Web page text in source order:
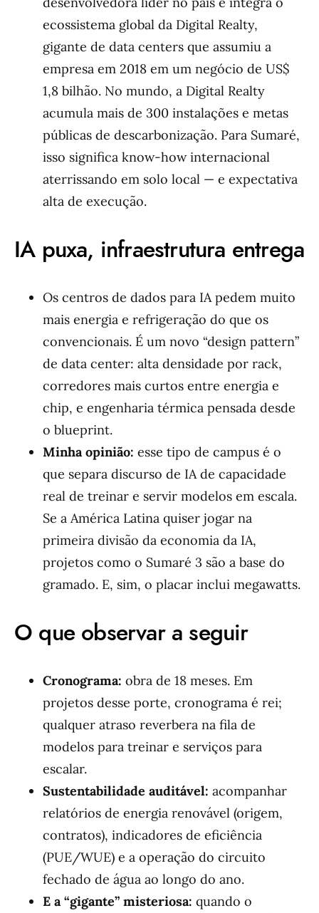
ecossistema global da Digital Realty,
gigante de data centers que assumiu a
empresa em 2018 em um negócio de US$
1,8 bilhão. No mundo, a Digital Realty
acumula mais de 300 instalações e metas
públicas de descarbonização. Para Sumaré,
isso significa know-how internacional
aterrissando em solo local — e expectativa
alta de execução.
IA puxa, infraestrutura entrega
Os centros de dados para IA pedem muito
mais energia e refrigeração do que os
convencionais. É um novo “design pattern”
de data center: alta densidade por rack,
corredores mais curtos entre energia e
chip, e engenharia térmica pensada desde
o blueprint.
Minha opinião: esse tipo de campus é o
que separa discurso de IA de capacidade
real de treinar e servir modelos em escala.
Se a América Latina quiser jogar na
primeira divisão da economia da IA,
projetos como o Sumaré 3 são a base do
gramado. E, sim, o placar inclui megawatts.
O que observar a seguir
Cronograma: obra de 18 meses. Em
projetos desse porte, cronograma é rei;
qualquer atraso reverbera na fila de
modelos para treinar e serviços para
escalar.
Sustentabilidade auditável: acompanhar
relatórios de energia renovável (origem,
contratos), indicadores de eficiência
(PUE/WUE) e a operação do circuito
fechado de água ao longo do ano.
E a “gigante” misteriosa: quando o